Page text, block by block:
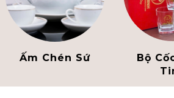
Ấm Chén Sứ
Bộ